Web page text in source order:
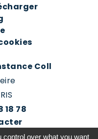
Coll
18 78
vousover what you want